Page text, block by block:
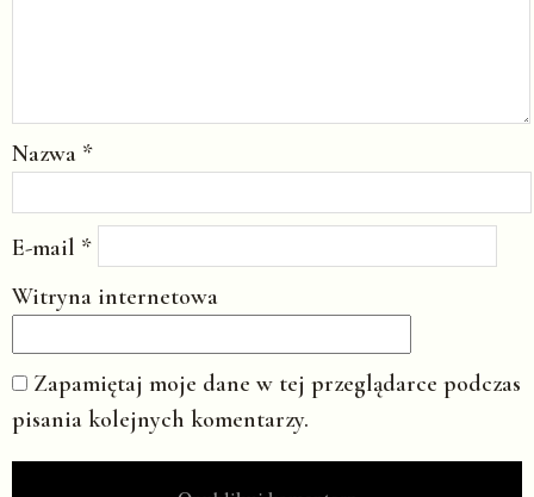
Nazwa *
E-mail *
Witryna internetowa
Zapamiętaj moje dane w tej przeglądarce podczas
pisania kolejnych komentarzy.